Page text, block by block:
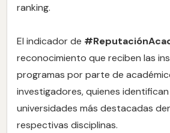
ranking.
El indicador de #
reconocimiento que reciben las
programas por parte de
investigadores, quienes identifican
universidades más destacadas
respectivas disciplinas.